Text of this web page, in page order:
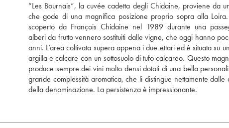
“Les Bournais”, la cuvée cadetta degli Chidaine, proviene da
che gode di una magnifica posizione proprio sopra alla
scoperto da François Chidaine nel 1989 durante una
alberi da frutto vennero sostituiti dalle vigne, che oggi hanno
anni. L’area coltivata supera appena i due ettari ed è situata su
argilla e calcare con un sottosuolo di tufo calcareo. Questo
produce sempre dei vini molto densi dotati di una bella
grande complessità aromatica, che li distingue nettamente dalle
della denominazione. La persistenza è impressionante.